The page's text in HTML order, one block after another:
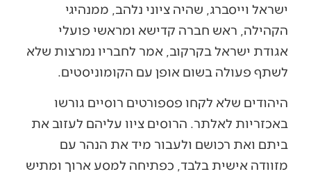
ישראל וייסברג, שהיה ציוני נלהב, ממנהיגי
הקהילה, ראש חברה קדישא ומראשי פועלי
אגודת ישראל בקרקוב, אמר לחבריו נמרצות שלא
לשתף פעולה בשום אופן עם הקומוניסטים.
היהודים שלא לקחו פספורטים רוסיים גורשו
באכזריות לאלתר. הרוסים ציוו עליהם לעזוב את
ביתם ואת רכושם ולעבור מיד את הנהר עם
מזוודה אישית בלבד, כפתיחה למסע ארוך ומתיש